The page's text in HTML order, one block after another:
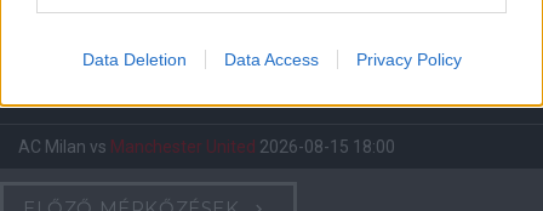
Data Deletion Data Access Privacy Policy
Leeds UnitedvsManchester United2026-08-12 20:30
AC Milan vs Manchester United 2026-08-15 18:00